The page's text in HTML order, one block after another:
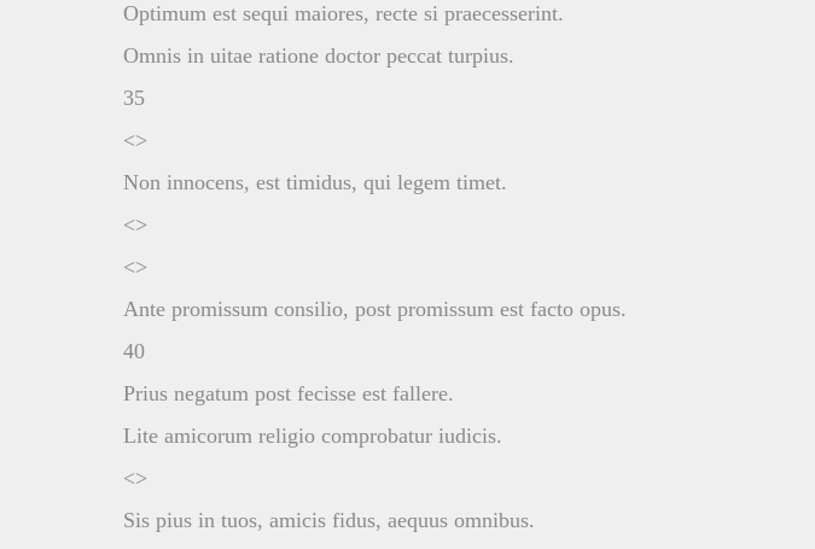
Optimum est sequi maiores, recte si praecesserint.
Omnis in uitae ratione doctor peccat turpius.
35
<>
Non innocens, est timidus, qui legem timet.
<>
<>
Ante promissum consilio, post promissum est facto opus.
40
Prius negatum post fecisse est fallere.
Lite amicorum religio comprobatur iudicis.
<>
Sis pius in tuos, amicis fidus, aequus omnibus.